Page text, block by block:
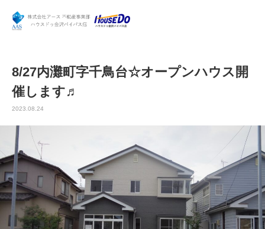
8/27内灘町字千鳥台☆オープンハウス開
催します♬
2023.08.24